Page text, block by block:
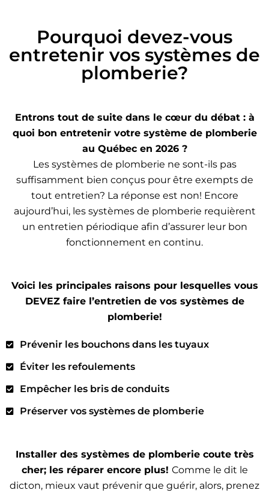
Pourquoi devez-vous
entretenir vos systèmes de
plomberie?
Entrons tout de suite dans le cœur du débat : à
quoi bon entretenir votre système de plomberie
au Québec en 2026 ?
Les systèmes de plomberie ne sont-ils pas
suffisamment bien conçus pour être exempts de
tout entretien? La réponse est non! Encore
aujourd’hui, les systèmes de plomberie requièrent
un entretien périodique afin d’assurer leur bon
fonctionnement en continu.
Voici les principales raisons pour lesquelles vous
DEVEZ faire l’entretien de vos systèmes de
plomberie!
Prévenir les bouchons dans les tuyaux
Éviter les refoulements
Empêcher les bris de conduits
Préserver vos systèmes de plomberie
Installer des systèmes de plomberie coute très
cher; les réparer encore plus! Comme le dit le
dicton, mieux vaut prévenir que guérir, alors, prenez